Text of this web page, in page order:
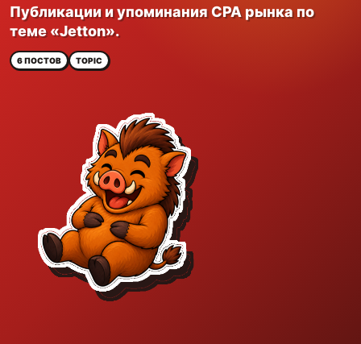
Публикации и упоминания CPA рынка по
теме «Jetton».
6 ПОСТОВ TOPIC